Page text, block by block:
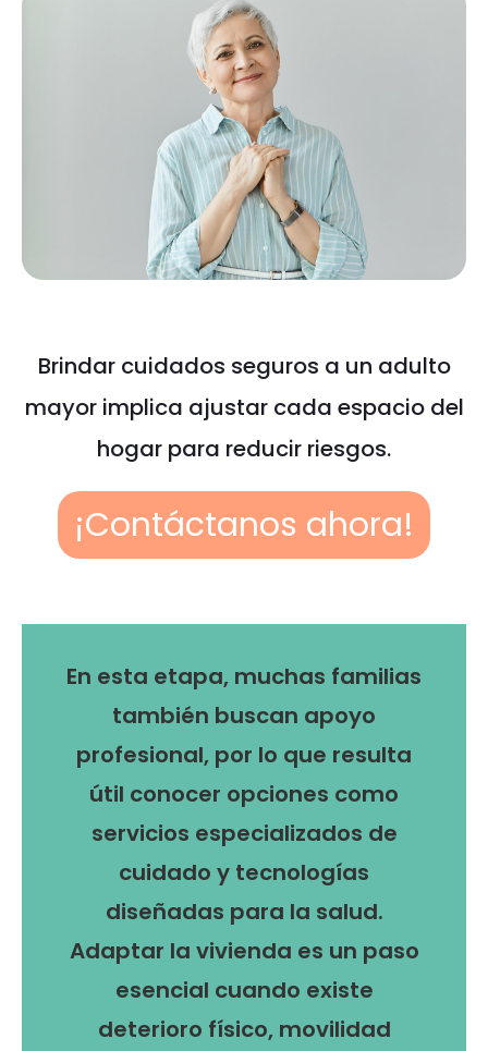
Brindar cuidados seguros a un adulto
mayor implica ajustar cada espacio del
hogar para reducir riesgos.
¡Contáctanos ahora!
En esta etapa, muchas familias
también buscan apoyo
profesional, por lo que resulta
útil conocer opciones como
servicios especializados de
cuidado y tecnologías
diseñadas para la salud.
Adaptar la vivienda es un paso
esencial cuando existe
deterioro físico, movilidad